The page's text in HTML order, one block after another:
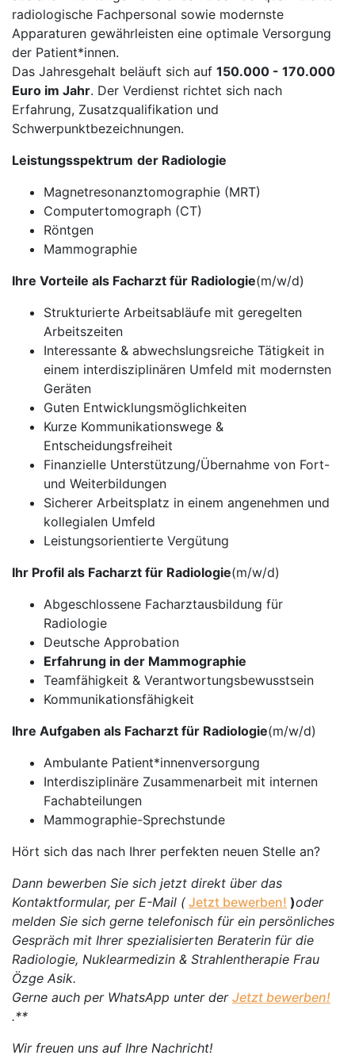
radiologische Fachpersonal sowie modernste
Apparaturen gewährleisten eine optimale Versorgung
der Patient*innen.
Das Jahresgehalt beläuft sich auf 150.000 - 170.000
Euro im Jahr. Der Verdienst richtet sich nach
Erfahrung, Zusatzqualifikation und
Schwerpunktbezeichnungen.
Leistungsspektrum der Radiologie
Magnetresonanztomographie (MRT)
Computertomograph (CT)
Röntgen
Mammographie
Ihre Vorteile als Facharzt für Radiologie(m/w/d)
Strukturierte Arbeitsabläufe mit geregelten
Arbeitszeiten
Interessante & abwechslungsreiche Tätigkeit in
einem interdisziplinären Umfeld mit modernsten
Geräten
Guten Entwicklungsmöglichkeiten
Kurze Kommunikationswege &
Entscheidungsfreiheit
Finanzielle Unterstützung/Übernahme von Fort-
und Weiterbildungen
Sicherer Arbeitsplatz in einem angenehmen und
kollegialen Umfeld
Leistungsorientierte Vergütung
Ihr Profil als Facharzt für Radiologie(m/w/d)
Abgeschlossene Facharztausbildung für
Radiologie
Deutsche Approbation
Erfahrung in der Mammographie
Teamfähigkeit & Verantwortungsbewusstsein
Kommunikationsfähigkeit
Ihre Aufgaben als Facharzt für Radiologie(m/w/d)
Ambulante Patient*innenversorgung
Interdisziplinäre Zusammenarbeit mit internen
Fachabteilungen
Mammographie-Sprechstunde
Hört sich das nach Ihrer perfekten neuen Stelle an?
Dann bewerben Sie sich jetzt direkt über das
Kontaktformular, per E-Mail ( Jetzt bewerben! )oder
melden Sie sich gerne telefonisch für ein persönliches
Gespräch mit Ihrer spezialisierten Beraterin für die
Radiologie, Nuklearmedizin & Strahlentherapie Frau
Özge Asik.
Gerne auch per WhatsApp unter der Jetzt bewerben!
.**
Wir freuen uns auf Ihre Nachricht!